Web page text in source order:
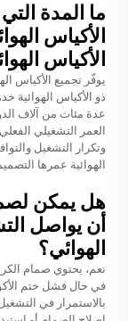
ما المدة
الأكياس
الأكياس
يوفّر تجميع الأكياس
عدة مئات من آلاف
العمر التشغيلي
وتكرار التشغيل
الهوائية عمرها
هل يمكن
أن يواصل
الهوائي؟
نعم، يحتوي صمام
في حال فشل ختم
بالاستمرار في